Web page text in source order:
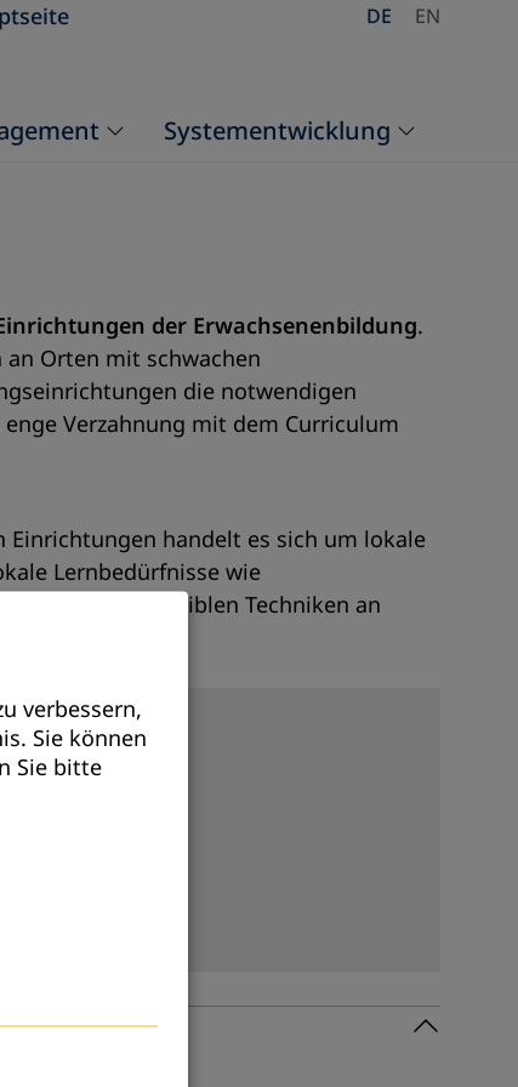
DE EN
Systementwicklung
der Erwachsenenbildung.
Orten mit schwachen
die notwendigen
Verzahnung mit dem Curriculum
handelt es sich um lokale
Lernbedürfnisse wie
sich mit flexiblen Techniken an
verbessern,
Sie können
Sie bitte